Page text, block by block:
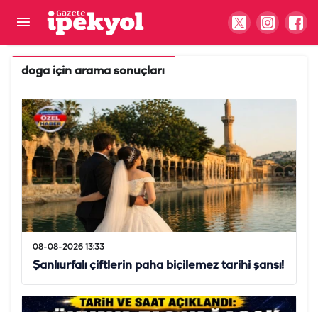
doga için arama sonuçları
08-08-2026 13:33
Şanlıurfalı çiftlerin paha biçilemez tarihi şansı!